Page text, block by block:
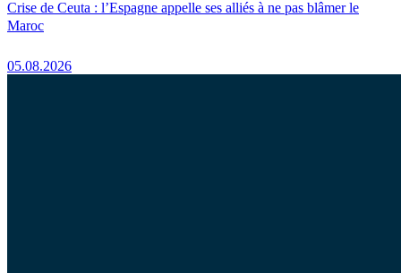
Crise de Ceuta : l’Espagne appelle ses alliés à ne pas blâmer le
Maroc
05.08.2026